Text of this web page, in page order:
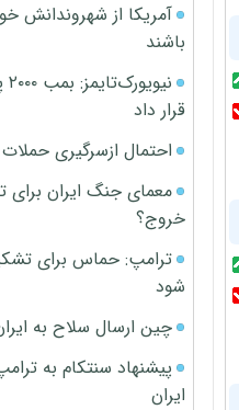
آمریکا از شهروندانش
باشند
قرار داد
احتمال ازسرگیری حملات
معمای جنگ ایران برای
خروج؟
ترامپ: حماس برای
شود
چین ارسال سلاح به
پیشنهاد سنتکام به
ایران